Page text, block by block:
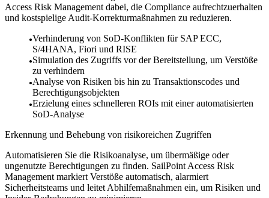
Access Risk Management dabei, die Compliance aufrechtzuerhalten
und kostspielige Audit-Korrekturmaßnahmen zu reduzieren.
Verhinderung von SoD-Konflikten für SAP ECC,
S/4HANA, Fiori und RISE
Simulation des Zugriffs vor der Bereitstellung, um Verstöße
zu verhindern
Analyse von Risiken bis hin zu Transaktionscodes und
Berechtigungsobjekten
Erzielung eines schnelleren ROIs mit einer automatisierten
SoD-Analyse
Erkennung und Behebung von risikoreichen Zugriffen
Automatisieren Sie die Risikoanalyse, um übermäßige oder
ungenutzte Berechtigungen zu finden. SailPoint Access Risk
Management markiert Verstöße automatisch, alarmiert
Sicherheitsteams und leitet Abhilfemaßnahmen ein, um Risiken und